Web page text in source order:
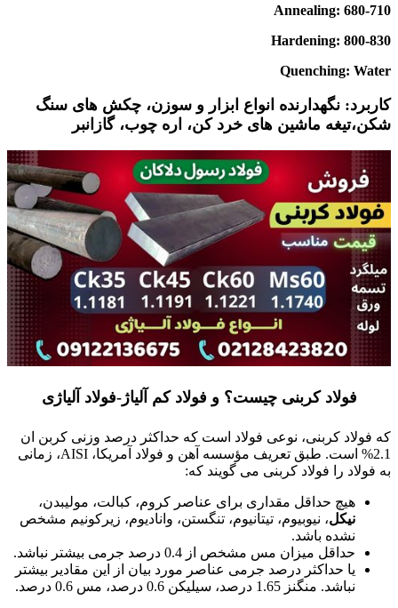
Annealing: 680-710
Hardening: 800-830
Quenching: Water
کاربرد: نگهدارنده انواع ابزار و سوزن، چکش های سنگ
شکن،تیغه ماشین های خرد کن، اره چوب، گازانبر
فولاد کربنی چیست؟ و فولاد کم آلیاژ-فولاد آلیاژی
که فولاد کربنی، نوعی فولاد است که حداکثر درصد وزنی کربن ان
2.1% است. طبق تعریف مؤسسه آهن و فولاد آمریکا، AISI، زمانی
به فولاد را فولاد کربنی می گویند که:
هیچ حداقل مقداری برای عناصر کروم، کبالت، مولیبدن،
نیکل، نیوبیوم، تیتانیوم، تنگستن، وانادیوم، زیرکونیم مشخص
نشده باشد.
حداقل میزان مس مشخص از 0.4 درصد جرمی بیشتر نباشد.
یا حداکثر درصد جرمی عناصر مورد بیان از این مقادیر بیشتر
نباشد. منگنز 1.65 درصد، سیلیکن 0.6 درصد، مس 0.6 درصد.